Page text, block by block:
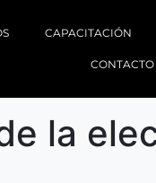
CAPACITACIÓN
CONTACTO
la